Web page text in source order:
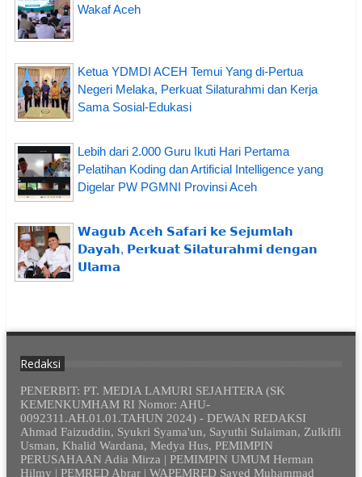
Wakaf Aceh
Ketua YDMDI ACEH Temui Yang di-Pertua
Negeri Melaka, Perkuat Silaturahmi dan Kerja
Sama Sosial-Edukasi
Lebih dari 2.000 Guru Ikuti Hari Pertama
Pelatihan Koding dan Artificial Intelligence yang
Digelar PW PGMNI Provinsi Aceh
𝗪𝗮𝗴𝘂𝗯 𝗔𝗰𝗲𝗵 𝗦𝗮𝗳𝗮𝗿𝗶 𝗸𝗲 𝗦𝗲𝗷𝘂𝗺𝗹𝗮𝗵
𝗗𝗮𝘆𝗮𝗵, 𝗣𝗲𝗿𝗸𝘂𝗮𝘁 𝗦𝗶𝗹𝗮𝘁𝘂𝗿𝗮𝗵𝗺𝗶 𝗱𝗲𝗻𝗴𝗮𝗻
𝗨𝗹𝗮𝗺𝗮
Redaksi
PENERBIT: PT. MEDIA LAMURI SEJAHTERA (SK
KEMENKUMHAM RI Nomor: AHU-
0092311.AH.01.01.TAHUN 2024) - DEWAN REDAKSI
Ahmad Faizuddin, Syukri Syama'un, Sayuthi Sulaiman, Zulkifli
Usman, Khalid Wardana, Medya Hus, PEMIMPIN
PERUSAHAAN Adia Mirza | PEMIMPIN UMUM Herman
Hilmy | PEMRED Abrar | WAPEMRED Sayed Muhammad